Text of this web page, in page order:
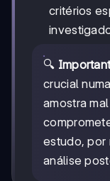
critérios
🔍
crucial
amostra
estudo, por
análise